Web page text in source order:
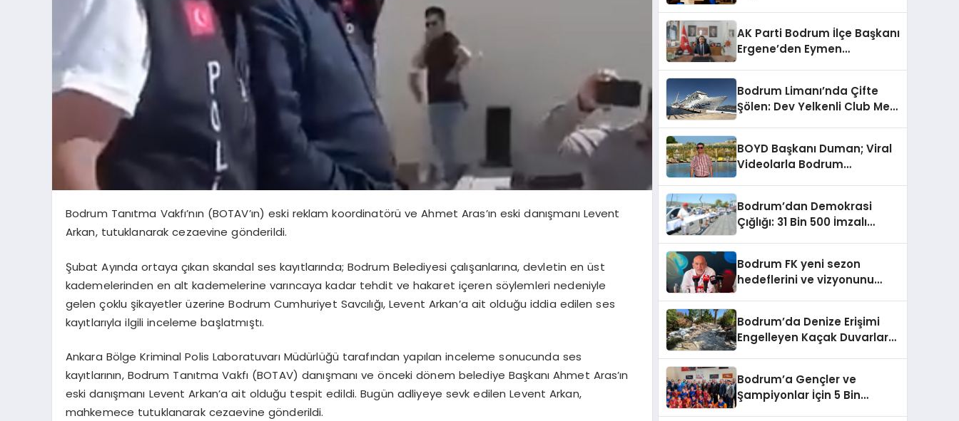
Bodrum Tanıtma Vakfı’nın (BOTAV’ın) eski reklam koordinatörü ve Ahmet Aras’ın eski danışmanı Levent
Arkan, tutuklanarak cezaevine gönderildi.
Şubat Ayında ortaya çıkan skandal ses kayıtlarında; Bodrum Belediyesi çalışanlarına, devletin en üst
kademelerinden en alt kademelerine varıncaya kadar tehdit ve hakaret içeren söylemleri nedeniyle
gelen çoklu şikayetler üzerine Bodrum Cumhuriyet Savcılığı, Levent Arkan’a ait olduğu iddia edilen ses
kayıtlarıyla ilgili inceleme başlatmıştı.
Ankara Bölge Kriminal Polis Laboratuvarı Müdürlüğü tarafından yapılan inceleme sonucunda ses
kayıtlarının, Bodrum Tanıtma Vakfı (BOTAV) danışmanı ve önceki dönem belediye Başkanı Ahmet Aras’ın
eski danışmanı Levent Arkan’a ait olduğu tespit edildi. Bugün adliyeye sevk edilen Levent Arkan,
mahkemece tutuklanarak cezaevine gönderildi.
AK Parti Bodrum İlçe Başkanı
Ergene’den Eymen
Malzeme Yapılmasını
Kınıyorum”
Bodrum Limanı’nda Çifte
Şölen: Dev Yelkenli Club Med
BOYD Başkanı Duman; Viral
Videolarla Bodrum
Bodrum’dan Demokrasi
Çığlığı: 31 Bin 500 İmzalı
Bodrum FK yeni sezon
hedeflerini ve vizyonunu
Bodrum’da Denize Erişimi
Engelleyen Kaçak Duvarlar
Bodrum’a Gençler ve
Şampiyonlar İçin 5 Bin